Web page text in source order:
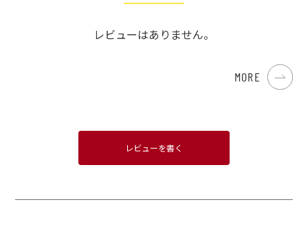
レビューはありません。
MORE
レビューを書く